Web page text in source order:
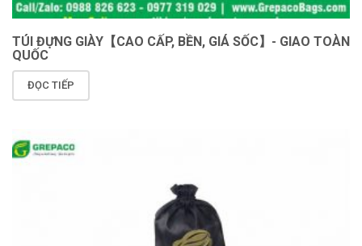
TÚI ĐỰNG GIÀY【CAO CẤP, BỀN, GIÁ SỐC】- GIAO TOÀN
QUỐC
ĐỌC TIẾP